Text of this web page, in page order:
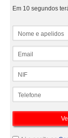
Em 10 segundos